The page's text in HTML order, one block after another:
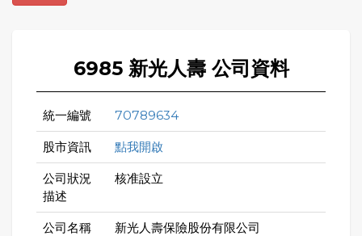
6985 新光人壽 公司資料
統一編號 70789634
股市資訊 點我開啟
公司狀況
描述
核准設立
公司名稱 新光人壽保險股份有限公司